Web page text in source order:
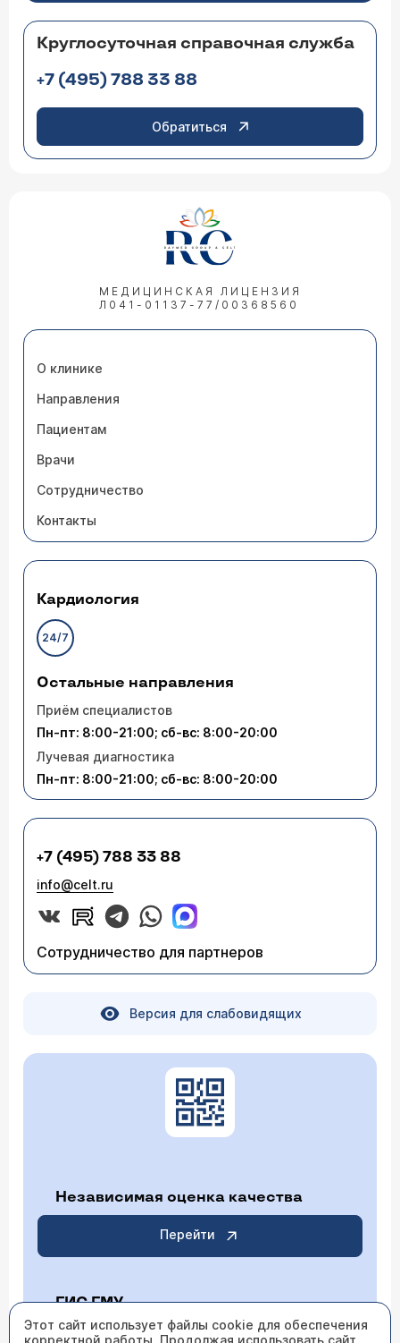
Круглосуточная справочная служба
+7 (495) 788 33 88
Обратиться
МЕДИЦИНСКАЯ ЛИЦЕНЗИЯ
Л041-01137-77/00368560
О клинике
Направления
Пациентам
Врачи
Сотрудничество
Контакты
Кардиология
24/7
Остальные направления
Приём специалистов
Пн-пт: 8:00-21:00; сб-вс: 8:00-20:00
Лучевая диагностика
Пн-пт: 8:00-21:00; сб-вс: 8:00-20:00
+7 (495) 788 33 88
info@celt.ru
Сотрудничество для партнеров
Версия для слабовидящих
Независимая оценка качества
Перейти
ГИС ГМУ
Этот сайт использует файлы cookie для обеспечения
корректной работы. Продолжая использовать сайт,